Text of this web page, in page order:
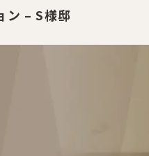
ン – S様邸